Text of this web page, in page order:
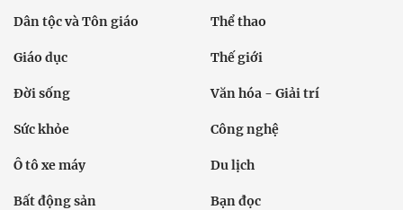
Dân tộc và Tôn giáo Thể thao
Giáo dục Thế giới
Đời sống Văn hóa - Giải trí
Sức khỏe Công nghệ
Ô tô xe máy Du lịch
Bất động sản Bạn đọc